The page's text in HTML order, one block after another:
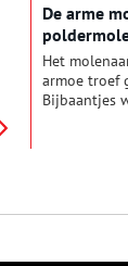
De arme
Het
armoe troef
Bijbaantjes
noodlot